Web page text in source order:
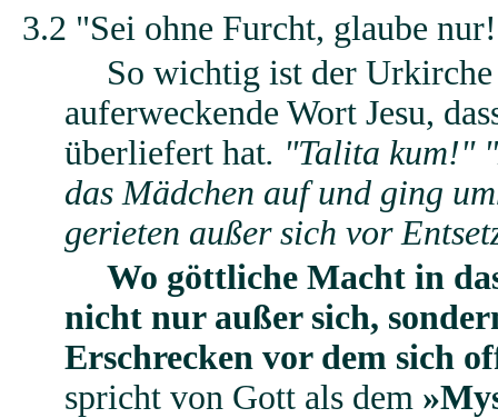
3.2 "Sei ohne Furcht, glaube
So wichtig ist der
auferweckende Wort Jesu,
überliefert hat. "Talita kum!"
das Mädchen auf und ging
gerieten außer sich vor
Wo göttliche Macht in
nicht nur außer sich,
Erschrecken vor dem sich
spricht von Gott als dem